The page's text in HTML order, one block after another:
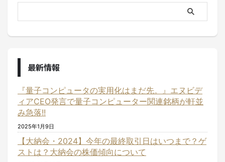
最新情報
『量子コンピュータの実用化はまだ先。』エヌビデ
ィアCEO発言で量子コンピューター関連銘柄が軒並
み急落!!
2025年1月9日
【大納会・2024】今年の最終取引日はいつまで？ゲ
ストは？大納会の株価傾向について